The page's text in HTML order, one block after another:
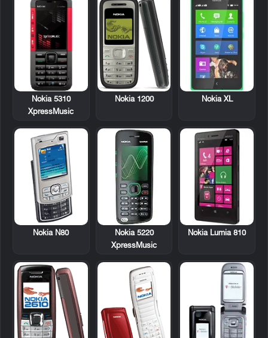
Nokia XL
Nokia 1200
Nokia 5310
XpressMusic
Nokia Lumia 810
Nokia 5220
XpressMusic
Nokia N80